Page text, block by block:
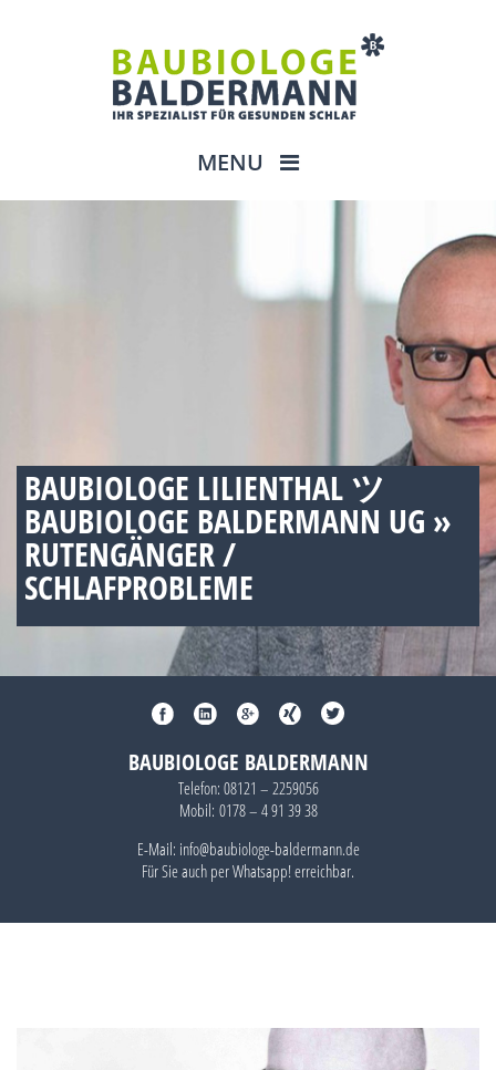
MENU
BAUBIOLOGE LILIENTHAL ツ
BAUBIOLOGE BALDERMANN UG »
RUTENGÄNGER /
SCHLAFPROBLEME
BAUBIOLOGE BALDERMANN
Telefon: 08121 – 2259056
Mobil: 0178 – 4 91 39 38
E-Mail: info@baubiologe-baldermann.de
Für Sie auch perWhatsapp!erreichbar.